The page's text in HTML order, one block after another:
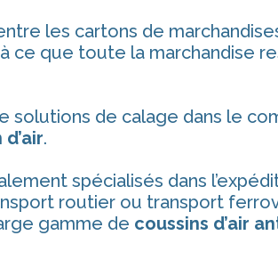
les cartons de
ce que toute la marchandise
solutions de calage dans le
.
spécialisés dans
routier ou transport
gamme de coussins d’air